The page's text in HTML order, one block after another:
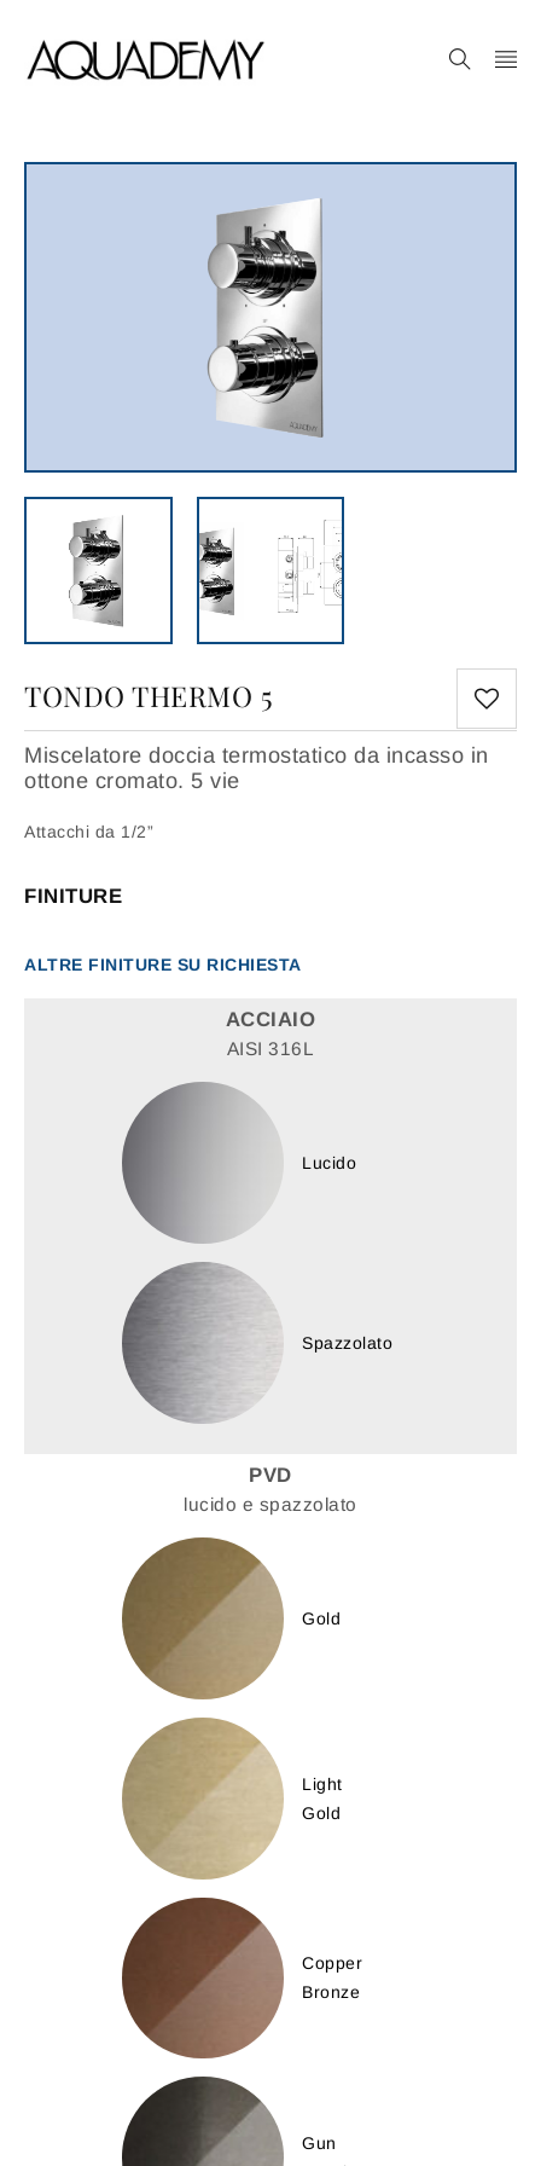
TONDO THERMO 5
Miscelatore doccia termostatico da incasso in
ottone cromato. 5 vie
Attacchi da 1/2”
FINITURE
ALTRE FINITURE SU RICHIESTA
ACCIAIO
AISI 316L
Lucido
Spazzolato
PVD
lucido e spazzolato
Gold
Light
Gold
Copper
Bronze
Gun